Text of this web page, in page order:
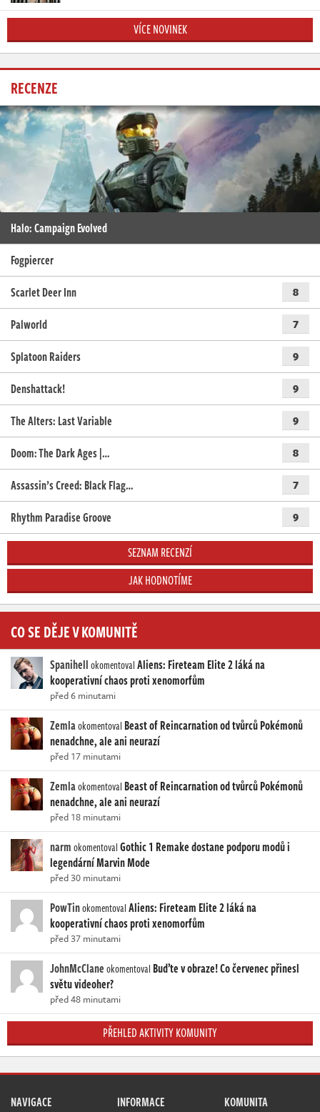
VÍCE NOVINEK
RECENZE
Halo: Campaign Evolved
Fogpiercer
Scarlet Deer Inn
8
Palworld 7
Splatoon Raiders 9
Denshattack! 9
The Alters: Last Variable 9
Doom: The Dark Ages |… 8
Assassin’s Creed: Black Flag… 7
Rhythm Paradise Groove 9
SEZNAM RECENZÍ
JAK HODNOTÍME
CO SE DĚJE V KOMUNITĚ
SpanihellokomentovalAliens: Fireteam Elite 2 láká na
kooperativní chaos proti xenomorfům
před 6 minutami
Zemlaokomentoval Beast of Reincarnation od tvůrců Pokémonů
nenadchne, ale ani neurazí
před 17 minutami
Zemlaokomentoval Beast of Reincarnation od tvůrců Pokémonů
nenadchne, ale ani neurazí
před 18 minutami
narmokomentovalGothic 1 Remake dostane podporu modů i
legendární Marvin Mode
před 30 minutami
PowTinokomentovalAliens: Fireteam Elite 2 láká na
kooperativní chaos proti xenomorfům
před 37 minutami
JohnMcClaneokomentoval Buďte v obraze! Co červenec přinesl
světu videoher?
před 48 minutami
PŘEHLED AKTIVITY KOMUNITY
NAVIGACE INFORMACE KOMUNITA